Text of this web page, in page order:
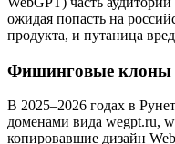
ожидая попасть на
продукта, и путаница
Фишинговые клоны
В 2025–2026 годах в
доменами вида wegpt.ru,
копировавшие дизайн